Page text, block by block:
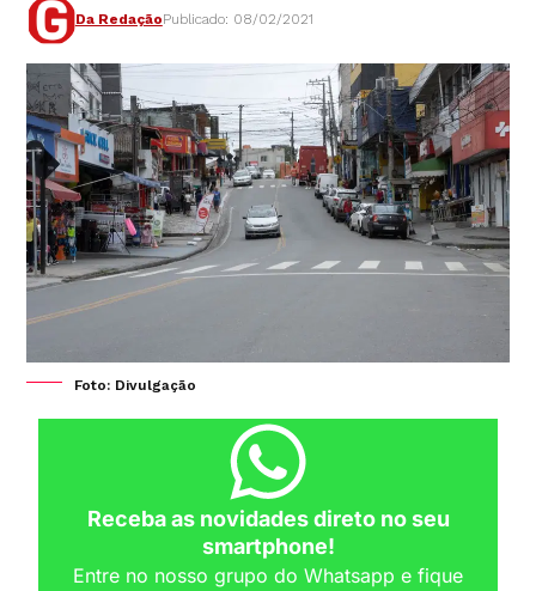
Da RedaçãoPublicado: 08/02/2021
Foto: Divulgação
Receba as novidades direto no seu
smartphone!
Entre no nosso grupo do Whatsapp e fique